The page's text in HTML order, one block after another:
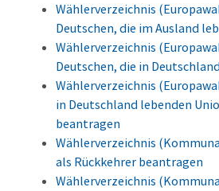
Wählerverzeichnis
Deutschen, die im Ausland
Wählerverzeichnis
Deutschen, die in
Wählerverzeichnis
in Deutschland lebenden
beantragen
Wählerverzeichnis
als Rückkehrer beantragen
Wählerverzeichnis